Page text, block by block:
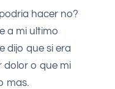
hacer no?
a mi ultimo
dijo que si era
dolor o que mi
mas.